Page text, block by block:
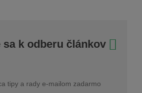
sa k odberu článkov
tipy a rady e-mailom zadarmo